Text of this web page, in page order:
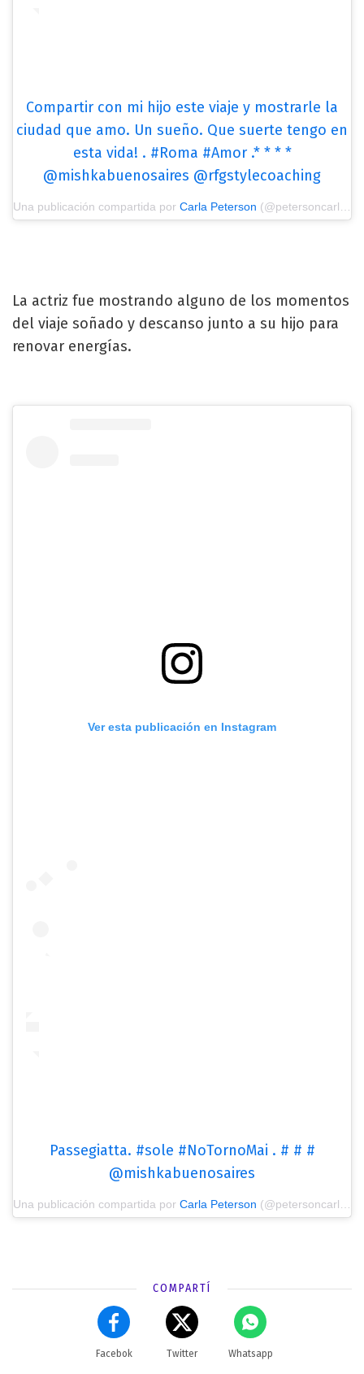
Compartir con mi hijo este viaje y mostrarle la
ciudad que amo. Un sueño. Que suerte tengo en
esta vida! . #Roma #Amor .* * * *
@mishkabuenosaires @rfgstylecoaching
Una publicación compartida por Carla Peterson (@petersoncarla) el
La actriz fue mostrando alguno de los momentos
del viaje soñado y descanso junto a su hijo para
renovar energías.
Ver esta publicación en Instagram
Passegiatta. #sole #NoTornoMai . # # #
@mishkabuenosaires
Una publicación compartida por Carla Peterson (@petersoncarla) el
COMPARTÍ
Facebok Twitter Whatsapp